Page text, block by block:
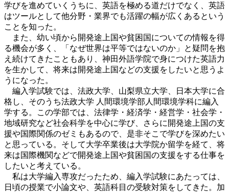
学びを進めていくうちに、英語を極める道だけでなく、英語
はツールとして他分野・業界でも活躍の幅が広くあるという
ことを知った。
また、幼い頃から開発途上国や貧困国についての情報を得
る機会が多く、「なぜ世界は平等ではないのか」と疑問を抱
え続けてきたこともあり、神田外語学院で身につけた英語力
を生かして、将来は開発途上国などの支援をしたいと思うよ
うになった。
編入学試験では、法政大学、山梨県立大学、日本大学に合
格し、そのうち法政大学 人間環境学部人間環境学科に編入
学する。この学部では、法律学・経済学・経営学・社会学・
地域研究など社会科学を中心に学び、さらに開発途上国の支
援や国際関係のゼミもあるので、是非そこで学びを深めたい
と思っている。そして大学卒業後は大学院か留学を経て、将
来は国際機関などで開発途上国や貧困国の支援をする仕事を
したいと考えている。
私は大学編入専攻だったため、編入学試験にあたっては、
日頃の授業で小論文や、英語科目の受験対策をしてきた。加